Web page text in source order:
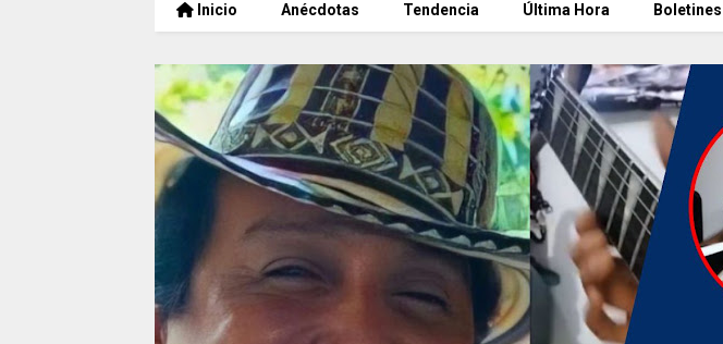
Inicio Anécdotas Tendencia Última Hora Boletines